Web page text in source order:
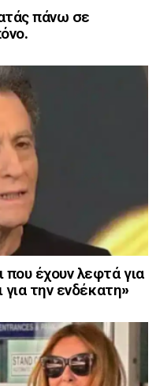
πάνω σε
έχουν λεφτά για
την ενδέκατη»